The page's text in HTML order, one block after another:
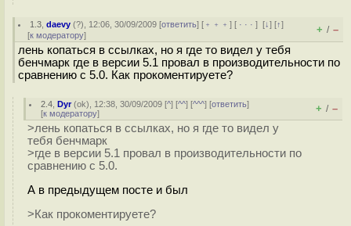
1.3 ,daevy (?), 12:06, 30/09/2009 [ответить] [ ﹢﹢﹢] [ · · ·][↓] [↑]
[к модератору] + / –
лень копаться в ссылках, но я где то видел у тебя
бенчмарк где в версии 5.1 провал в производительности по
сравнению с 5.0. Как прокоментируете?
2.4 ,Dyr(ok), 12:38, 30/09/2009 [^] [^^] [^^^] [ответить]
[к модератору] + / –
>лень копаться в ссылках, но я где то видел у
тебя бенчмарк
>где в версии 5.1 провал в производительности по
сравнению с 5.0.
А в предыдущем посте и был
>Как прокоментируете?